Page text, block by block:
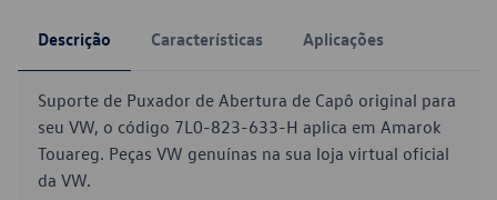
Descrição Características Aplicações
Suporte de Puxador de Abertura de Capô original para
seu VW, o código 7L0-823-633-H aplica em Amarok
Touareg. Peças VW genuínas na sua loja virtual oficial
da VW.